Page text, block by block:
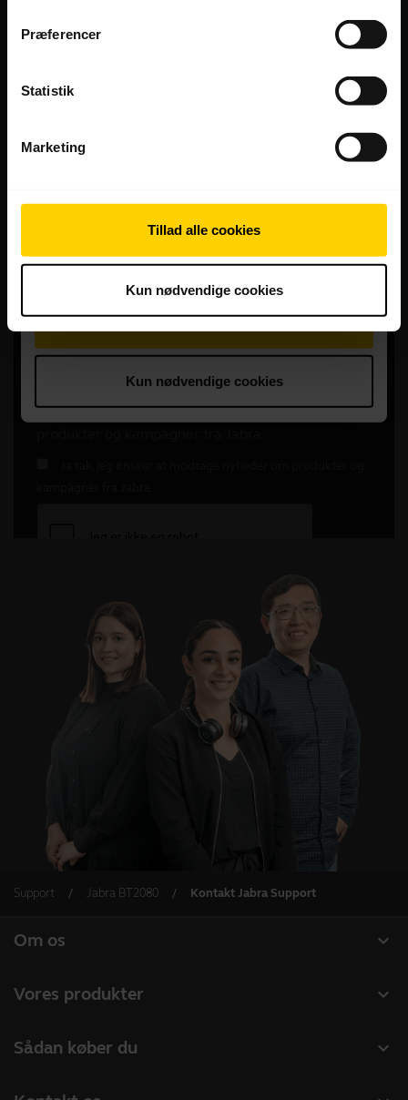
Præferencer
Statistik
Marketing
Tillad alle cookies
Kun nødvendige cookies
Support Jabra BT2080 Kontakt Jabra Support
expand_more
Om os
Bæredygtighed
expand_more
Vores produkter
expand_more
Sådan køber du